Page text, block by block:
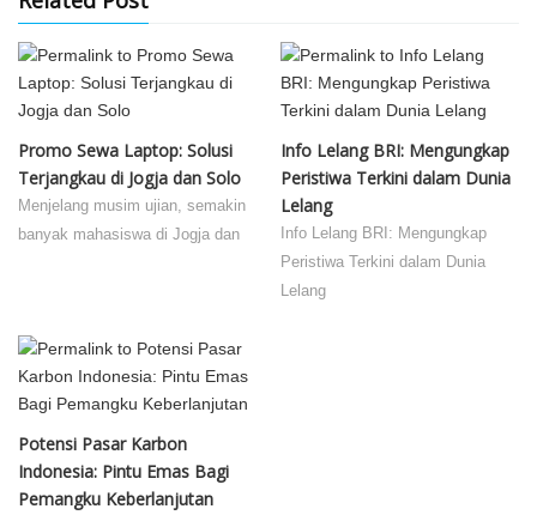
Promo Sewa Laptop: Solusi
Terjangkau di Jogja dan Solo
Menjelang musim ujian, semakin
banyak mahasiswa di Jogja dan
Info Lelang BRI: Mengungkap
Peristiwa Terkini dalam Dunia
Lelang
Info Lelang BRI: Mengungkap
Peristiwa Terkini dalam Dunia
Lelang
Potensi Pasar Karbon
Indonesia: Pintu Emas Bagi
Pemangku Keberlanjutan